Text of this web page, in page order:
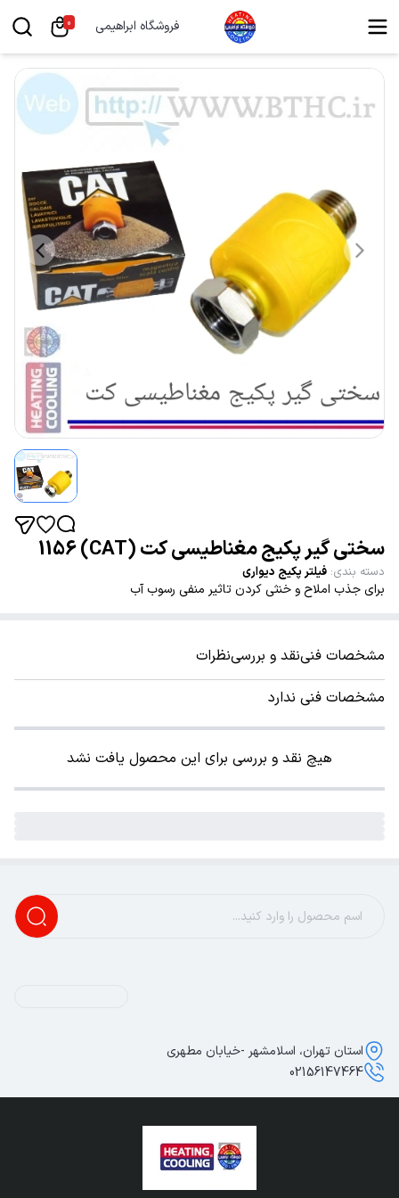
فروشگاه ابراهیمی 0
سختی گیر پکیج مغناطیسی کت (CAT) 1156
دسته بندی: فیلتر پکیج دیواری
برای جذب املاح و خنثی کردن تاثیر منفی رسوب آب
مشخصات فنینقد و بررسینظرات
مشخصات فنی ندارد
هیچ نقد و بررسی برای این محصول یافت نشد
استان تهران، اسلامشهر -خیابان مطهری
02156147464